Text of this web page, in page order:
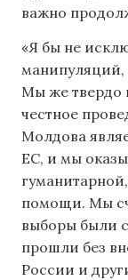
важно
«Я бы не
Мы же твердо
честное
Молдова
ЕС, и мы
помощи. Мы
выборы были
прошли без
России и